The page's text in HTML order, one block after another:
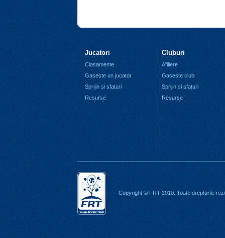
Jucatori
Clasamente
Gaseste un jucator
Sprijin si sfaturi
Resurse
Cluburi
Afiliere
Gaseste club
Sprijin si sfaturi
Resurse
Copyright © FRT 2010. Toate drepturile